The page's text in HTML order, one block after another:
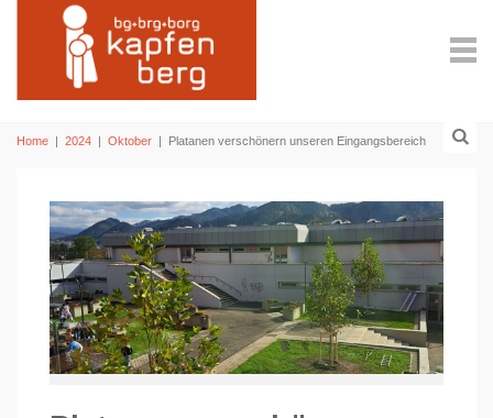
Home | 2024 | Oktober | Platanen verschönern unseren Eingangsbereich